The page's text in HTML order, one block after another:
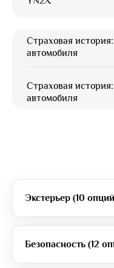
Страховая
автомобиля
Страховая
автомобиля
Экстерьер (10
Безопасность (12